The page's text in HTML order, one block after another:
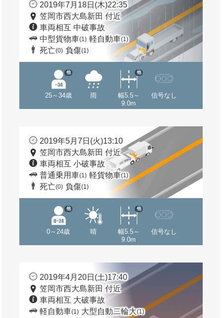
2019年7月18日(木)22:35
笠岡市西大島新田 付近
車両相互 中破事故
中型貨物車(1) 軽自動車(1)
死亡(0) 負傷(1)
25～34歳
他
雨
幅5.5～
9.0m
他
信号なし
2019年5月7日(火)13:10
笠岡市西大島新田 付近
車両相互 小破事故
普通乗用車(1) 軽貨物車(1)
死亡(0) 負傷(1)
0～24歳
他
晴
幅5.5～
9.0m
他
信号なし
2019年4月20日(土)17:40
笠岡市西大島新田 付近
車両相互 大破事故
軽自動車(1) 大型自動二輪大(1)